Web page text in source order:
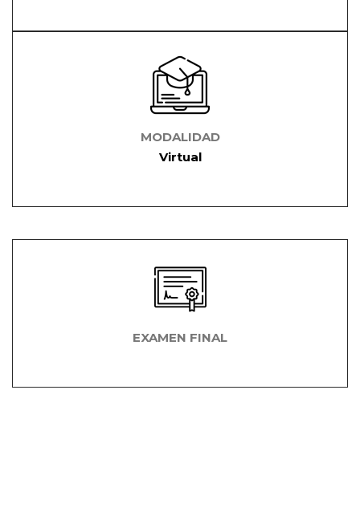
MODALIDAD
Virtual
EXAMEN FINAL